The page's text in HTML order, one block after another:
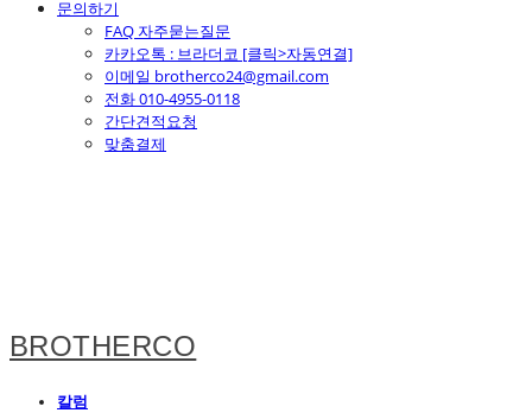
문의하기
FAQ 자주묻는질문
카카오톡 : 브라더코 [클릭>자동연결]
이메일 brotherco24@gmail.com
전화 010-4955-0118
간단견적요청
맞춤결제
BROTHERCO
칼럼